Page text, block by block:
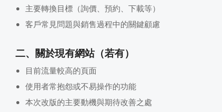
主要轉換目標（詢價、預約、下載等）
客戶常見問題與銷售過程中的關鍵顧慮
二、關於現有網站（若有）
目前流量較高的頁面
使用者常抱怨或不易操作的功能
本次改版的主要動機與期待改善之處